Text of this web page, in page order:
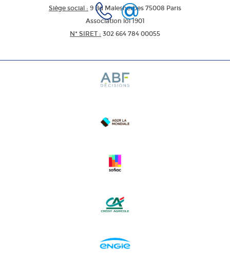
Siège social : 9 Bd Malesherbes 75008 Paris
Association loi 1901
N* SIRET : 302 664 784 00055